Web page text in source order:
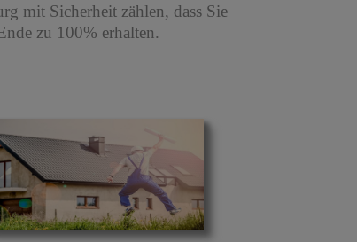
mit Sicherheit zählen, dass Sie
zu 100% erhalten.